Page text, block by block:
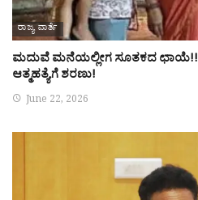
ರಾಜ್ಯ ವಾರ್ತೆ
ಮದುವೆ ಮನೆಯಲ್ಲೀಗ ಸೂತಕದ
ಆತ್ಮಹತ್ಯೆಗೆ ಶರಣು!
June 22, 2026